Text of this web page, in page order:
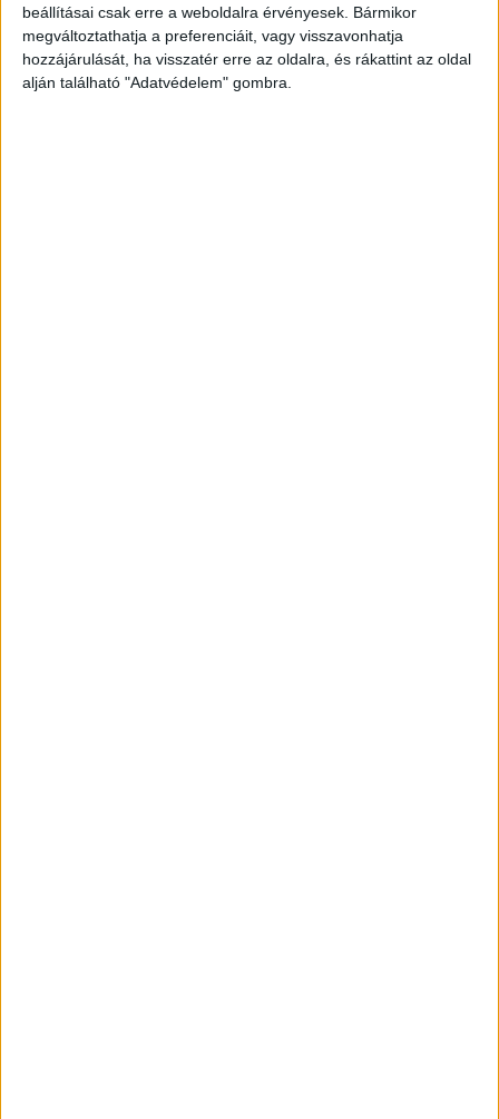
beállításai csak erre a weboldalra érvényesek. Bármikor
megváltoztathatja a preferenciáit, vagy visszavonhatja
hozzájárulását, ha visszatér erre az oldalra, és rákattint az oldal
alján található "Adatvédelem" gombra.
VISSZAFOGOTTAN INDULT, DE A
VÉGÉRE IGAZI KÖZÖSSÉGI